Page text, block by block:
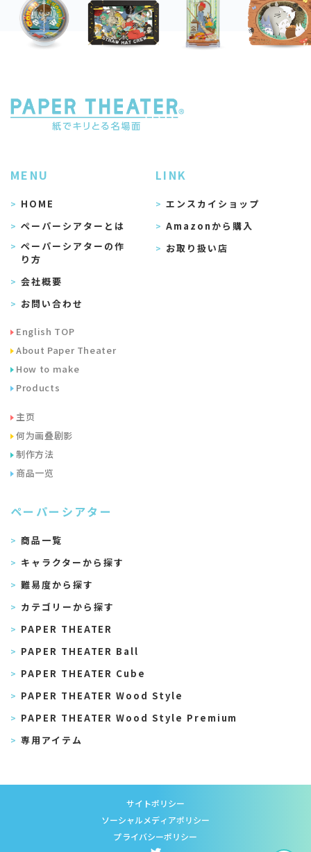
MENU
HOME
ペーパーシアターとは
ペーパーシアターの作
り方
会社概要
お問い合わせ
English TOP
About Paper Theater
How to make
Products
主页
何为画叠剧影
制作方法
商品一览
ペーパーシアター
商品一覧
キャラクターから探す
難易度から探す
カテゴリーから探す
PAPER THEATER
PAPER THEATER Ball
PAPER THEATER Cube
PAPER THEATER Wood Style
PAPER THEATER Wood Style Premium
専用アイテム
LINK
エンスカイショップ
Amazonから購入
お取り扱い店
サイトポリシー
ソーシャルメディアポリシー
プライバシーポリシー